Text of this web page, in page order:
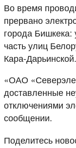
Во время
прервано
города
часть улиц
Кара-Дарьинской.
«ОАО
доставленные
отключениями
сообщении.
Поделитесь